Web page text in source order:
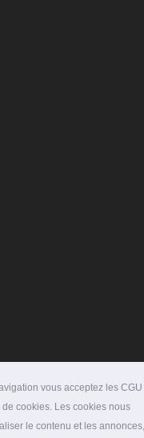
vous acceptez les
cookies. Les cookies nous
le contenu et les